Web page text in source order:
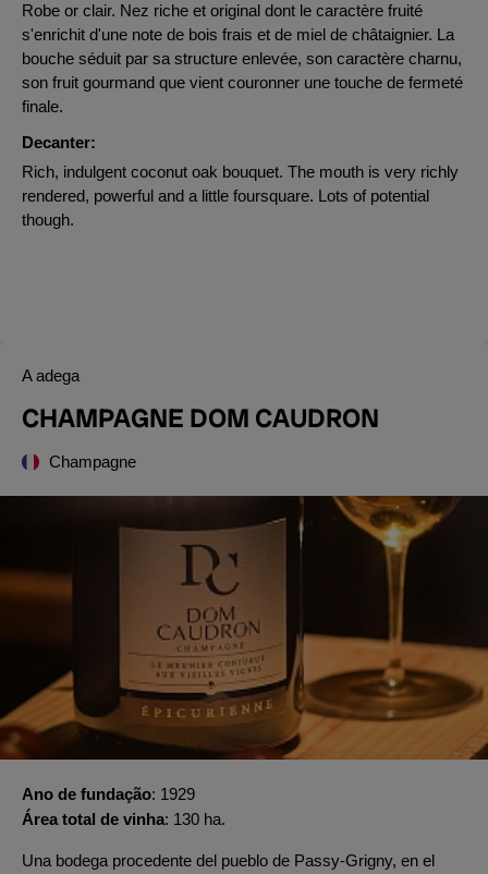
Robe or clair. Nez riche et original dont le caractère fruité
s'enrichit d'une note de bois frais et de miel de châtaignier. La
bouche séduit par sa structure enlevée, son caractère charnu,
son fruit gourmand que vient couronner une touche de fermeté
finale.
Decanter:
Rich, indulgent coconut oak bouquet. The mouth is very richly
rendered, powerful and a little foursquare. Lots of potential
though.
A adega
CHAMPAGNE DOM CAUDRON
Champagne
Ano de fundação 1929
Área total de vinha 130 ha.
Una bodega procedente del pueblo de Passy-Grigny, en el